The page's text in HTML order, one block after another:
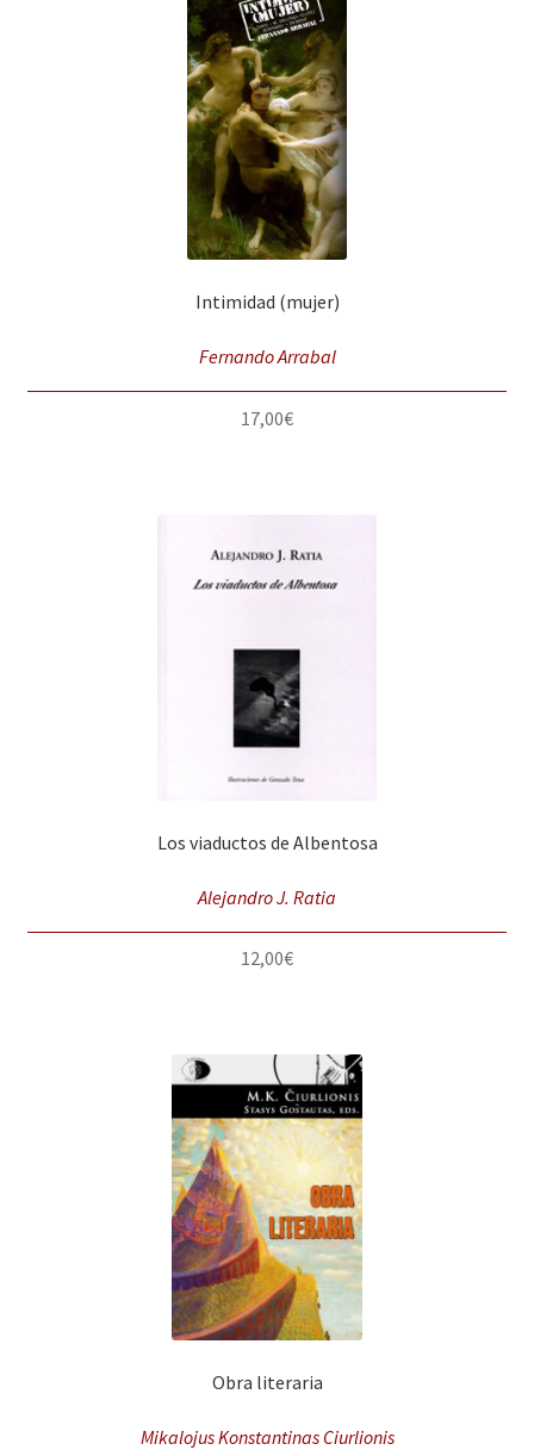
Intimidad (mujer)
Fernando Arrabal
17,00€
Los viaductos de Albentosa
Alejandro J. Ratia
12,00€
Obra literaria
Mikalojus Konstantinas Ciurlionis